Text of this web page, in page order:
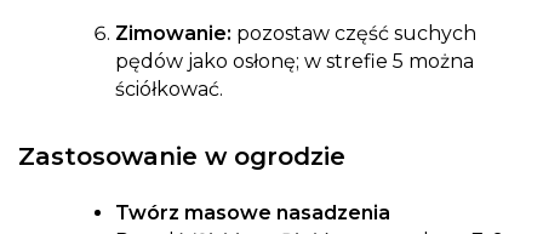
Zimowanie: pozostaw część suchych
pędów jako osłonę; w strefie 5 można
ściółkować.
Zastosowanie w ogrodzie
Twórz masowe nasadzenia